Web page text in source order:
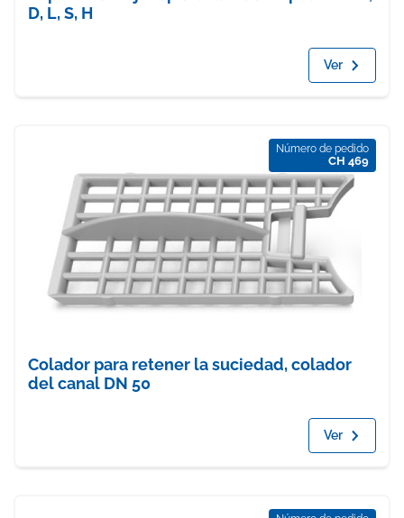
D, L, S, H
Ver
Número de pedido
CH 469
Colador para retener la suciedad, colador
del canal DN 50
Ver